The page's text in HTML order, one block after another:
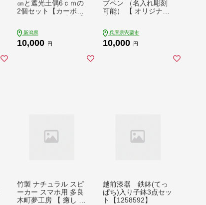
㎝と遮光土偶6ｃｍの
2個セット【カーボ
新潟県
10,000 円
プペン （名入れ彫刻
可能） 【 オリジナル
い 贈答 プレゼント 卒
業 入学 合格 進学 記
兵庫県宍粟市
10,000 円
竹製 ナチュラル スピ
ーカー スマホ用 多良
木町夢工房 【 癒し 音
越前漆器 鉄鉢(てっ
ぱち)入り子鉢3点セッ
ト【1258592】